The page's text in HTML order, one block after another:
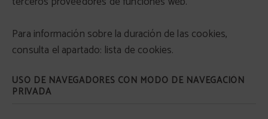
Para información sobre la duración de las cookies,
consulta el apartado: lista de cookies.
USO DE NAVEGADORES CON MODO DE NAVEGACIÓN
PRIVADA